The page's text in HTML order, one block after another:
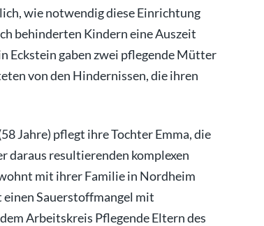
wie notwendig diese Einrichtung
behinderten Kindern eine Auszeit
gaben zwei pflegende Mütter
von den Hindernissen, die ihren
Jahre) pflegt ihre Tochter Emma, die
daraus resultierenden komplexen
mit ihrer Familie in Nordheim
Sauerstoffmangel mit
Arbeitskreis Pflegende Eltern des